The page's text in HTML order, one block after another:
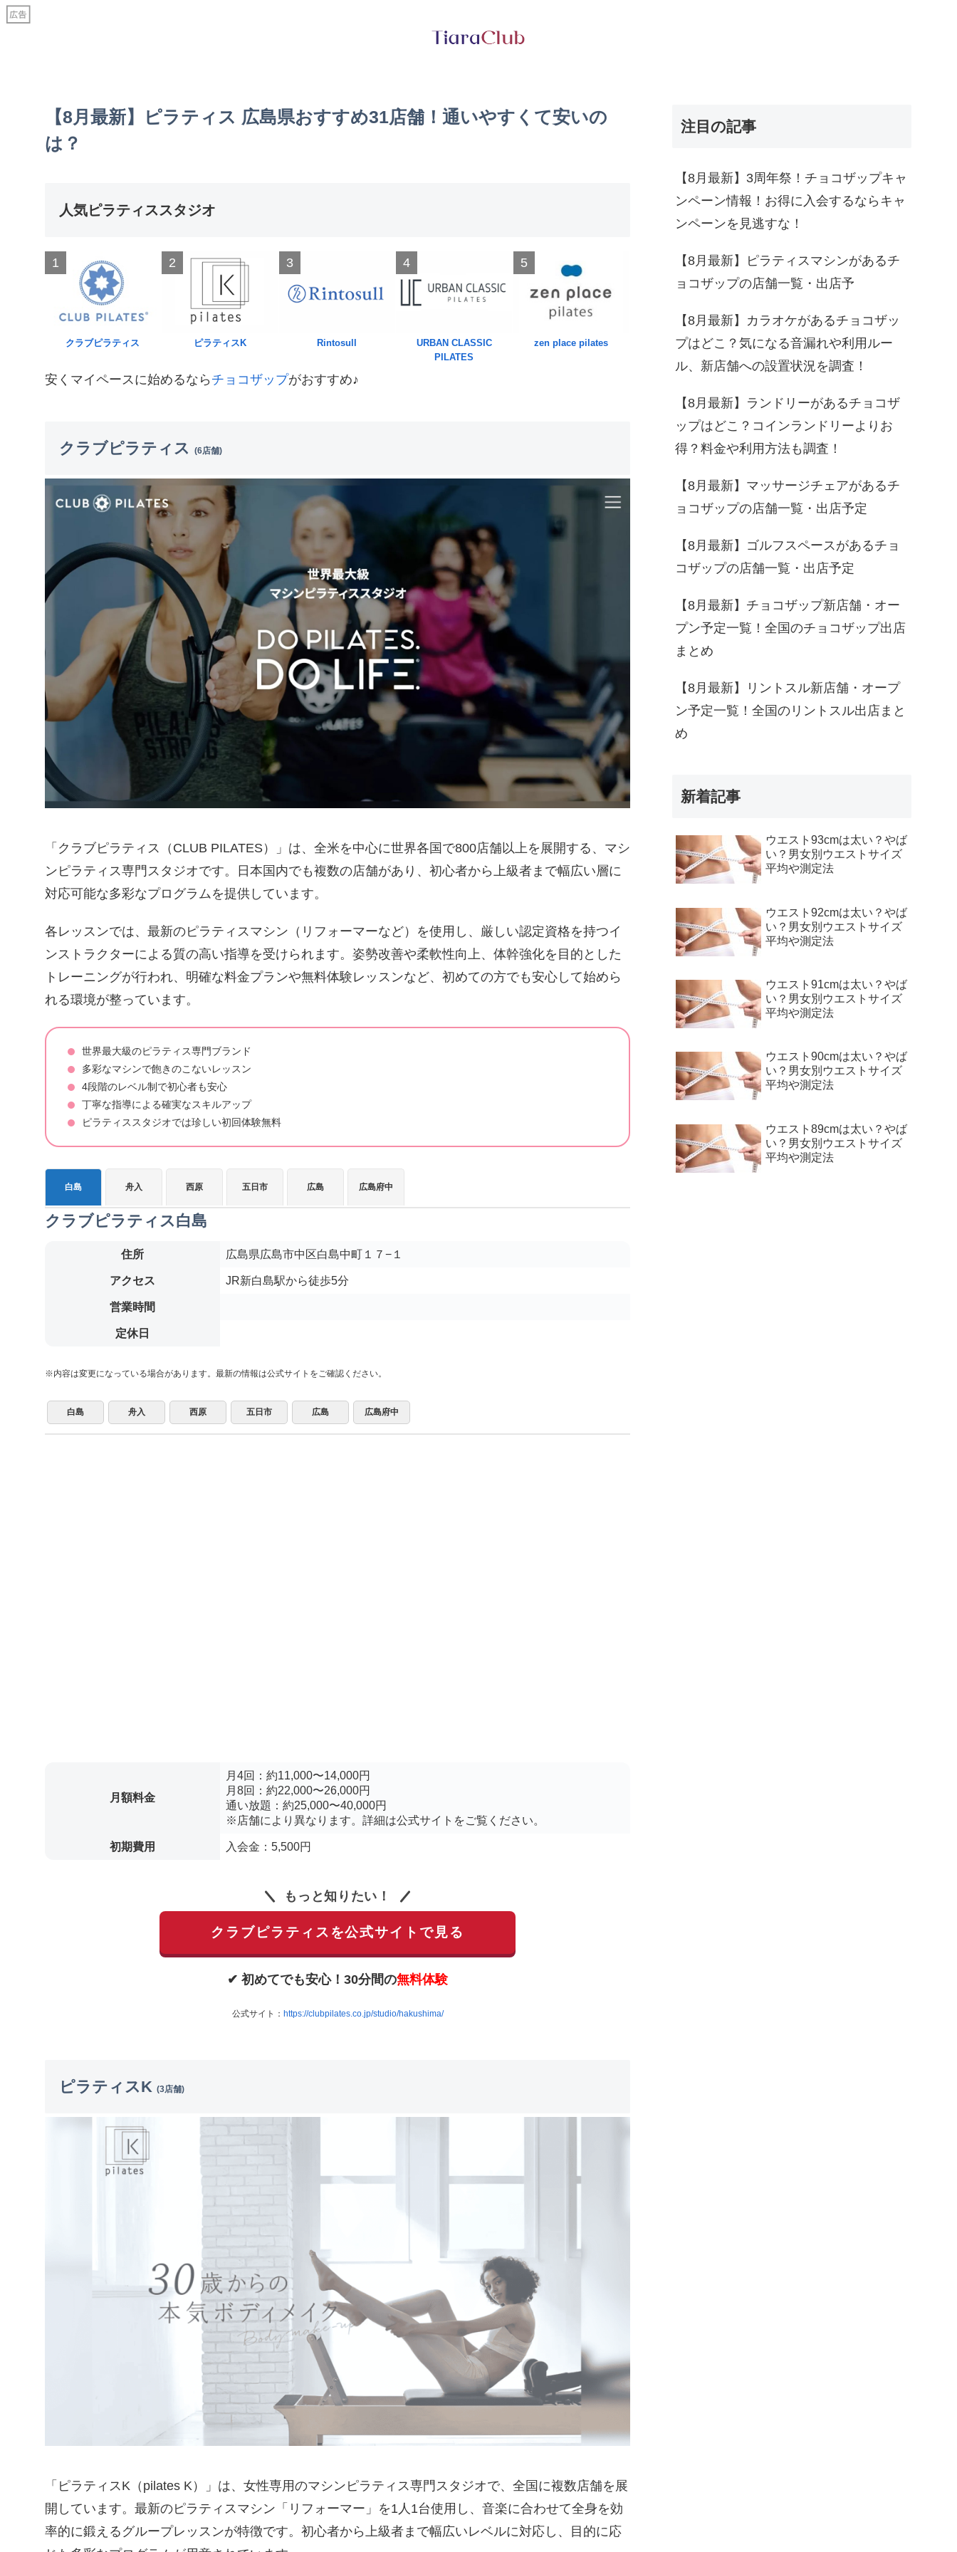
【8月最新】ピラティス 広島県おすすめ31店舗！通いやすくて安いの
は？
人気ピラティススタジオ
1
クラブピラティス
2
ピラティスK
3
Rintosull
4
URBAN CLASSIC
PILATES
5
zen place pilates
安くマイペースに始めるなら チョコザップがおすすめ♪
クラブピラティス (6店舗)
「クラブピラティス（CLUB PILATES）」は、全米を中心に世界各国で800店舗以上を展開する、マシ
ンピラティス専門スタジオです。日本国内でも複数の店舗があり、初心者から上級者まで幅広い層に
対応可能な多彩なプログラムを提供しています。
各レッスンでは、最新のピラティスマシン（リフォーマーなど）を使用し、厳しい認定資格を持つイ
ンストラクターによる質の高い指導を受けられます。姿勢改善や柔軟性向上、体幹強化を目的とした
トレーニングが行われ、明確な料金プランや無料体験レッスンなど、初めての方でも安心して始めら
れる環境が整っています。
世界最大級のピラティス専門ブランド
多彩なマシンで飽きのこないレッスン
4段階のレベル制で初心者も安心
丁寧な指導による確実なスキルアップ
ピラティススタジオでは珍しい初回体験無料
白島 舟入 西原 五日市 広島 広島府中
クラブピラティス白島
住所 広島県広島市中区白島中町１７−１
アクセス JR新白島駅から徒歩5分
営業時間
定休日
※内容は変更になっている場合があります。最新の情報は公式サイトをご確認ください。
白島 舟入 西原 五日市 広島 広島府中
月額料金
月4回：約11,000〜14,000円
月8回：約22,000〜26,000円
通い放題：約25,000〜40,000円
※店舗により異なります。詳細は公式サイトをご覧ください。
初期費用 入会金：5,500円
もっと知りたい！
クラブピラティスを公式サイトで見る
✔ 初めてでも安心！30分間の無料体験
公式サイト： https://clubpilates.co.jp/studio/hakushima/
ピラティスK (3店舗)
「ピラティスK（pilates K）」は、女性専用のマシンピラティス専門スタジオで、全国に複数店舗を展
開しています。最新のピラティスマシン「リフォーマー」を1人1台使用し、音楽に合わせて全身を効
率的に鍛えるグループレッスンが特徴です。初心者から上級者まで幅広いレベルに対応し、目的に応
注目の記事
【8月最新】3周年祭！チョコザップキャ
ンペーン情報！お得に入会するならキャ
ンペーンを見逃すな！
【8月最新】ピラティスマシンがあるチ
ョコザップの店舗一覧・出店予
【8月最新】カラオケがあるチョコザッ
プはどこ？気になる音漏れや利用ルー
ル、新店舗への設置状況を調査！
【8月最新】ランドリーがあるチョコザ
ップはどこ？コインランドリーよりお
得？料金や利用方法も調査！
【8月最新】マッサージチェアがあるチ
ョコザップの店舗一覧・出店予定
【8月最新】ゴルフスペースがあるチョ
コザップの店舗一覧・出店予定
【8月最新】チョコザップ新店舗・オー
プン予定一覧！全国のチョコザップ出店
まとめ
【8月最新】リントスル新店舗・オープ
ン予定一覧！全国のリントスル出店まと
め
新着記事
ウエスト93cmは太い？やば
い？男女別ウエストサイズ
平均や測定法
ウエスト92cmは太い？やば
い？男女別ウエストサイズ
平均や測定法
ウエスト91cmは太い？やば
い？男女別ウエストサイズ
平均や測定法
ウエスト90cmは太い？やば
い？男女別ウエストサイズ
平均や測定法
ウエスト89cmは太い？やば
い？男女別ウエストサイズ
平均や測定法